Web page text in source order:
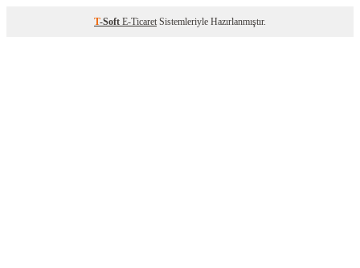
T-Soft E-Ticaret Sistemleriyle Hazırlanmıştır.